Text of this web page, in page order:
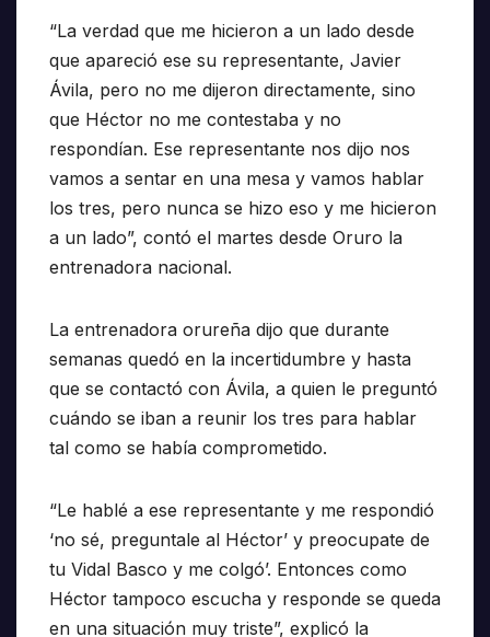
“La verdad que me hicieron a un lado desde
que apareció ese su representante, Javier
Ávila, pero no me dijeron directamente, sino
que Héctor no me contestaba y no
respondían. Ese representante nos dijo nos
vamos a sentar en una mesa y vamos hablar
los tres, pero nunca se hizo eso y me hicieron
a un lado”, contó el martes desde Oruro la
entrenadora nacional.
La entrenadora orureña dijo que durante
semanas quedó en la incertidumbre y hasta
que se contactó con Ávila, a quien le preguntó
cuándo se iban a reunir los tres para hablar
tal como se había comprometido.
“Le hablé a ese representante y me respondió
‘no sé, preguntale al Héctor’ y preocupate de
tu Vidal Basco y me colgó’. Entonces como
Héctor tampoco escucha y responde se queda
en una situación muy triste”, explicó la